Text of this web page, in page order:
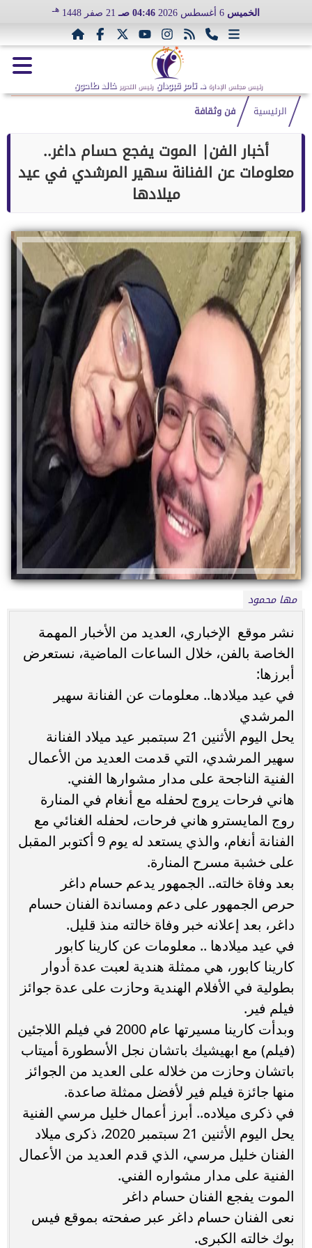
الخميس 04:46 صـ 21 صفر 1448 هـ
رئيس مجلس الإدارة د. تامر قبودان رئيس التحرير خالد طاحون
الرئيسية فن وثقافة
أخبار الفن| الموت يفجع حسام داغر..
معلومات عن الفنانة سهير المرشدي في عيد
ميلادها
مها محمود
نشر موقع الإخباري، العديد من الأخبار المهمة
الخاصة بالفن، خلال الساعات الماضية، نستعرض
أبرزها:
في عيد ميلادها.. معلومات عن الفنانة سهير
المرشدي
يحل اليوم الأثنين 21 سبتمبر عيد ميلاد الفنانة
سهير المرشدي، التي قدمت العديد من الأعمال
الفنية الناجحة على مدار مشوارها الفني.
هاني فرحات يروج لحفله مع أنغام في المنارة
روج المايسترو هاني فرحات، لحفله الغنائي مع
الفنانة أنغام، والذي يستعد له يوم 9 أكتوبر المقبل
على خشبة مسرح المنارة.
بعد وفاة خالته.. الجمهور يدعم حسام داغر
حرص الجمهور على دعم ومساندة الفنان حسام
داغر، بعد إعلانه خبر وفاة خالته منذ قليل.
في عيد ميلادها .. معلومات عن كارينا كابور
كارينا كابور، هي ممثلة هندية لعبت عدة أدوار
بطولية في الأفلام الهندية وحازت على عدة جوائز
فيلم فير.
وبدأت كارينا مسيرتها عام 2000 في فيلم اللاجئين
(فيلم) مع ابهيشيك باتشان نجل الأسطورة أميتاب
باتشان وحازت من خلاله على العديد من الجوائز
منها جائزة فيلم فير لأفضل ممثلة صاعدة.
في ذكرى ميلاده.. أبرز أعمال خليل مرسي الفنية
يحل اليوم الأثنين 21 سبتمبر 2020، ذكرى ميلاد
الفنان خليل مرسي، الذي قدم العديد من الأعمال
الفنية على مدار مشواره الفني.
الموت يفجع الفنان حسام داغر
نعى الفنان حسام داغر عبر صفحته بموقع فيس
بوك خالته الكبرى.